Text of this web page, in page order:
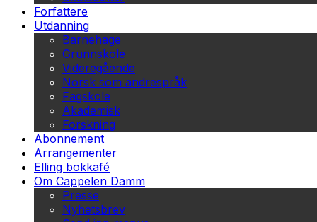
Forfattere
Utdanning
Barnehage
Grunnskole
Videregående
Norsk som andrespråk
Fagskole
Akademisk
Forskning
Abonnement
Arrangementer
Elling bokkafé
Om Cappelen Damm
Presse
Nyhetsbrev